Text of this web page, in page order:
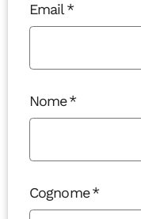
Email
Nome
Cognome